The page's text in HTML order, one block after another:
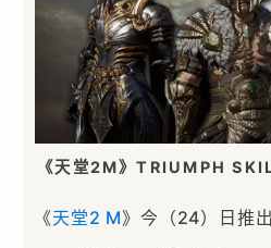
《天堂2M》TRIUMPH
《天堂2 M》今（24）日推